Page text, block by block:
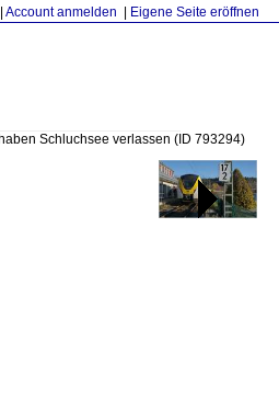
Account anmelden Eigene Seite eröffnen
Schluchsee verlassen (ID 793294)